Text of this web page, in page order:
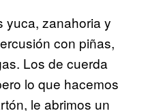
yuca, zanahoria y
con piñas,
Los de cuerda
lo que hacemos
le abrimos un